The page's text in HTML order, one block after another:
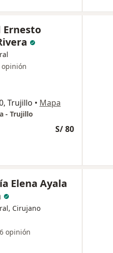
Ernesto
opinión
Trujillo • Mapa
- Trujillo
S/ 80
Elena Ayala
Cirujano
opinión